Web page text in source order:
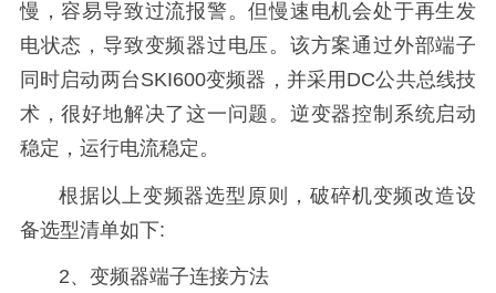
慢，容易导致过流报警。但慢速电机会处于再生发
电状态，导致变频器过电压。该方案通过外部端子
同时启动两台SKI600变频器，并采用DC公共总线技
术，很好地解决了这一问题。逆变器控制系统启动
稳定，运行电流稳定。
根据以上变频器选型原则，破碎机变频改造设
备选型清单如下:
2、变频器端子连接方法